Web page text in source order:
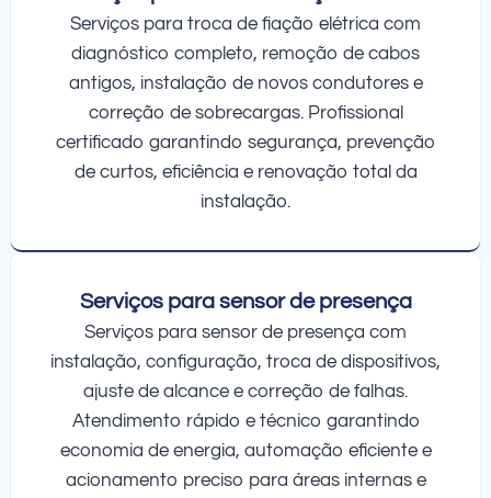
Serviços para troca de fiação elétrica com
diagnóstico completo, remoção de cabos
antigos, instalação de novos condutores e
correção de sobrecargas. Profissional
certificado garantindo segurança, prevenção
de curtos, eficiência e renovação total da
instalação.
Serviços para sensor de presença
Serviços para sensor de presença com
instalação, configuração, troca de dispositivos,
ajuste de alcance e correção de falhas.
Atendimento rápido e técnico garantindo
economia de energia, automação eficiente e
acionamento preciso para áreas internas e